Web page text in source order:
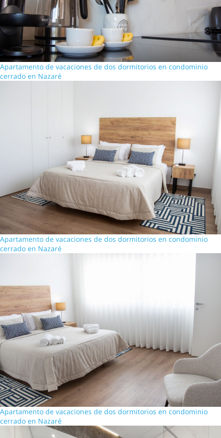
Apartamento de vacaciones de dos dormitorios en condominio
cerrado en Nazaré
Apartamento de vacaciones de dos dormitorios en condominio
cerrado en Nazaré
Apartamento de vacaciones de dos dormitorios en condominio
cerrado en Nazaré